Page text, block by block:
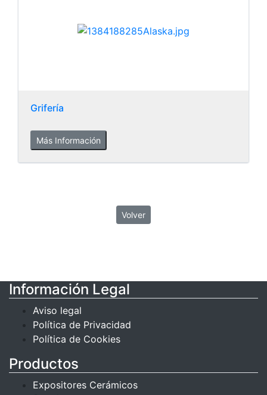
Grifería
Más Información
Volver
Información Legal
Aviso legal
Política de Privacidad
Política de Cookies
Productos
Expositores Cerámicos